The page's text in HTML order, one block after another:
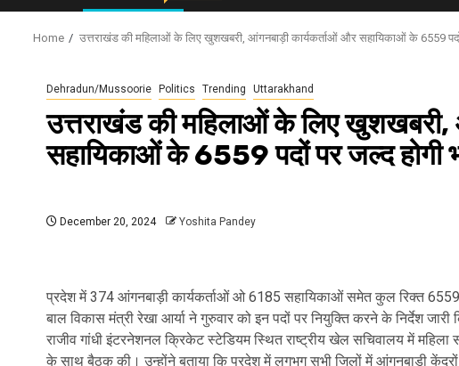
Home उत्तराखंड की महिलाओं के लिए खुशखबरी, आंगनबाड़ी कार्यकर्ताओं और सहायिकाओं के 6559 पदों
Dehradun/Mussoorie Politics Trending Uttarakhand
उत्तराखंड की महिलाओं के लिए खुशखबरी,
सहायिकाओं के 6559 पदों पर जल्द होगी
December 20, 2024 Yoshita Pandey
प्रदेश में 374 आंगनबाड़ी कार्यकर्ताओं ओ 6185 सहायिकाओं समेत कुल रिक्त 6559
बाल विकास मंत्री रेखा आर्या ने गुरुवार को इन पदों पर नियुक्ति करने के निर्देश जारी
राजीव गांधी इंटरनेशनल क्रिकेट स्टेडियम स्थित राष्ट्रीय खेल सचिवालय में महिला
के साथ बैठक की। उन्होंने बताया कि प्रदेश में लगभग सभी जिलों में आंगनबाड़ी